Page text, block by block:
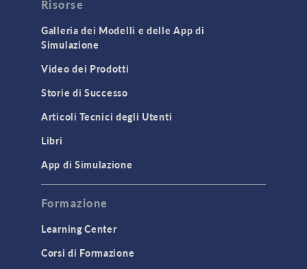
Risorse
Galleria dei Modelli e delle App di
Simulazione
Video dei Prodotti
Storie di Successo
Articoli Tecnici degli Utenti
Libri
App di Simulazione
Formazione
Learning Center
Corsi di Formazione